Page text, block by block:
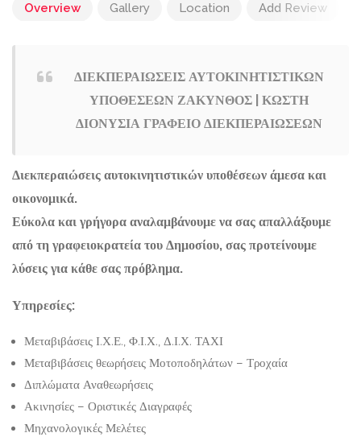
Overview Gallery Location Add Review
ΔΙΕΚΠΕΡΑΙΩΣΕΙΣ ΑΥΤΟΚΙΝΗΤΙΣΤΙΚΩΝ
ΥΠΟΘΕΣΕΩΝ ΖΑΚΥΝΘΟΣ | ΚΩΣΤΗ
ΔΙΟΝΥΣΙΑ ΓΡΑΦΕΙΟ ΔΙΕΚΠΕΡΑΙΩΣΕΩΝ
Διεκπεραιώσεις αυτοκινητιστικών υποθέσεων άμεσα και
οικονομικά.
Εύκολα και γρήγορα αναλαμβάνουμε να σας απαλλάξουμε
από τη γραφειοκρατεία του Δημοσίου, σας προτείνουμε
λύσεις για κάθε σας πρόβλημα.
Υπηρεσίες:
Μεταβιβάσεις Ι.Χ.Ε., Φ.Ι.Χ., Δ.Ι.Χ. ΤΑΧΙ
Μεταβιβάσεις θεωρήσεις Μοτοποδηλάτων – Τροχαία
Διπλώματα Αναθεωρήσεις
Ακινησίες – Οριστικές Διαγραφές
Μηχανολογικές Μελέτες